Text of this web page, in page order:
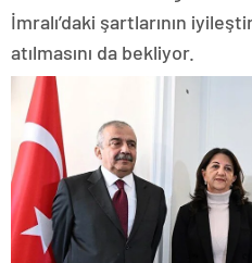
İmralı’daki şartlarının
atılmasını da bekliyor.